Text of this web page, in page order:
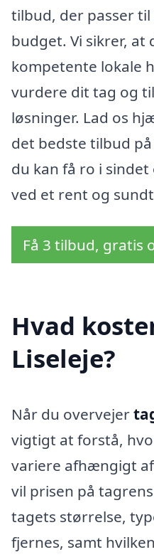
tilbud, der passer
budget. Vi sikrer, at
kompetente lokale
vurdere dit tag og
løsninger. Lad os
det bedste tilbud
du kan få ro i
ved et rent og
Få 3 tilbud, gratis
Hvad
Liseleje?
Når du overvejer
vigtigt at forstå,
variere afhængigt
vil prisen på
tagets størrelse,
fjernes, samt